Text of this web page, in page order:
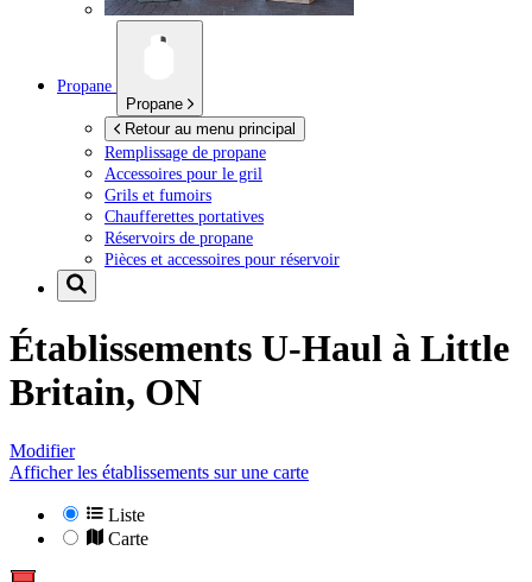
Propane
Propane
Retour au menu principal
Remplissage de propane
Accessoires pour le gril
Grils et fumoirs
Chaufferettes portatives
Réservoirs de propane
Pièces et accessoires pour réservoir
Établissements U-Haul à Little
Britain, ON
Modifier
Afficher les établissements sur une carte
Liste
Carte